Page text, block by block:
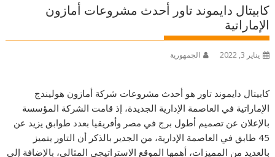
كابيتال دايموند تاور أحدث مشروعات أمازون
الإماراتية
يناير 3, 2022 الجمهورية
كابيتال دايموند تاور هو أحدث مشروعات شركة أمازون هوليندج
الإماراتية في العاصمة الإدارية الجديدة، إذ قامت الشركة المؤسسة
بالإعلان عن تصميم أطول برج في مصر وأفريقيا بعدد طوابق يزيد عن
45 طابق في العاصمة الإدارية، من الجدير بالذكر أن التاور يتميز
بالعديد من المميزات، أهمها الموقع الاستراتيجي المثالي، بالإضافة إلى